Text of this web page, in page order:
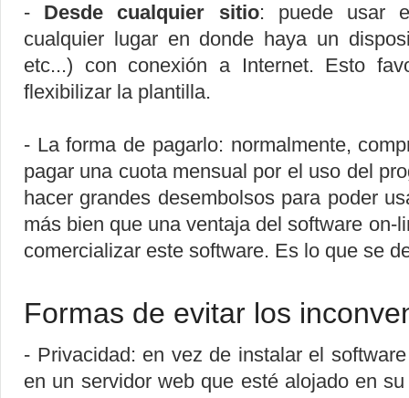
- Desde cualquier sitio: puede usar
cualquier lugar en donde haya un
etc...) con conexión a Internet. Esto
flexibilizar la plantilla.
- La forma de pagarlo: normalmente,
pagar una cuota mensual por el uso del
hacer grandes desembolsos para poder
más bien que una ventaja del software on-
comercializar este software. Es lo que se
Formas de evitar los
- Privacidad: en vez de instalar el
en un servidor web que esté alojado en